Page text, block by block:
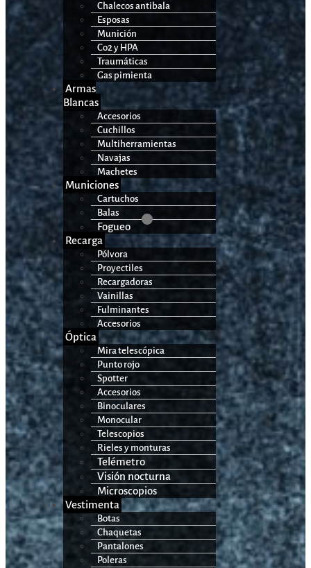
Chalecos antibala
Esposas
Munición
Co2 y HPA
Traumáticas
Gas pimienta
Armas
Blancas
Accesorios
Cuchillos
Multiherramientas
Navajas
Machetes
Municiones
Cartuchos
Balas
Fogueo
Recarga
Pólvora
Proyectiles
Recargadoras
Vainillas
Fulminantes
Accesorios
Óptica
Mira telescópica
Punto rojo
Spotter
Accesorios
Binoculares
Monocular
Telescopios
Rieles y monturas
Telémetro
Visión nocturna
Microscopios
Vestimenta
Botas
Chaquetas
Pantalones
Poleras